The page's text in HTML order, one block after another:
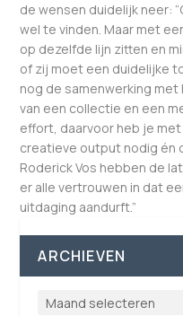
de wensen duidelijk neer:
wel te vinden. Maar met
op dezelfde lijn zitten en
of zij moet een duidelijke
nog de samenwerking
van een collectie en een
effort, daarvoor heb je
creatieve output nodig én
Roderick Vos hebben de
er alle vertrouwen in dat
uitdaging aandurft.”
ARCHIEVEN